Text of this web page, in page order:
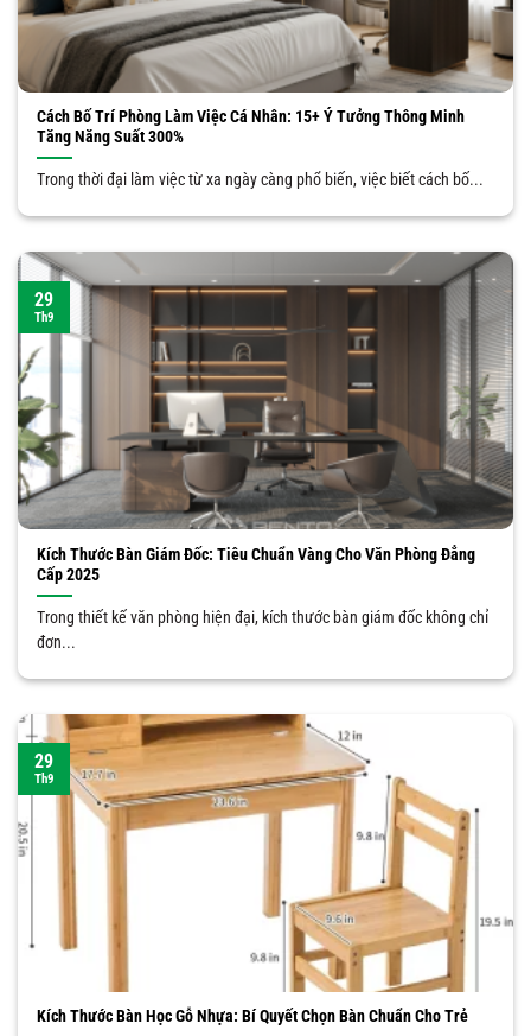
Cách Bố Trí Phòng Làm Việc Cá Nhân: 15+ Ý Tưởng Thông Minh
Tăng Năng Suất 300%
Trong thời đại làm việc từ xa ngày càng phổ biến, việc biết cách bố...
Kích Thước Bàn Giám Đốc: Tiêu Chuẩn Vàng Cho Văn Phòng Đẳng
Cấp 2025
Trong thiết kế văn phòng hiện đại, kích thước bàn giám đốc không chỉ
đơn...
29
Th9
Kích Thước Bàn Học Gỗ Nhựa: Bí Quyết Chọn Bàn Chuẩn Cho Trẻ
29
Th9